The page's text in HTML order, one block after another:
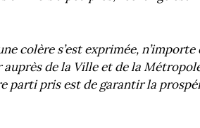
colère s’est exprimée, n’importe
de la Ville et de la
parti pris est de garantir la